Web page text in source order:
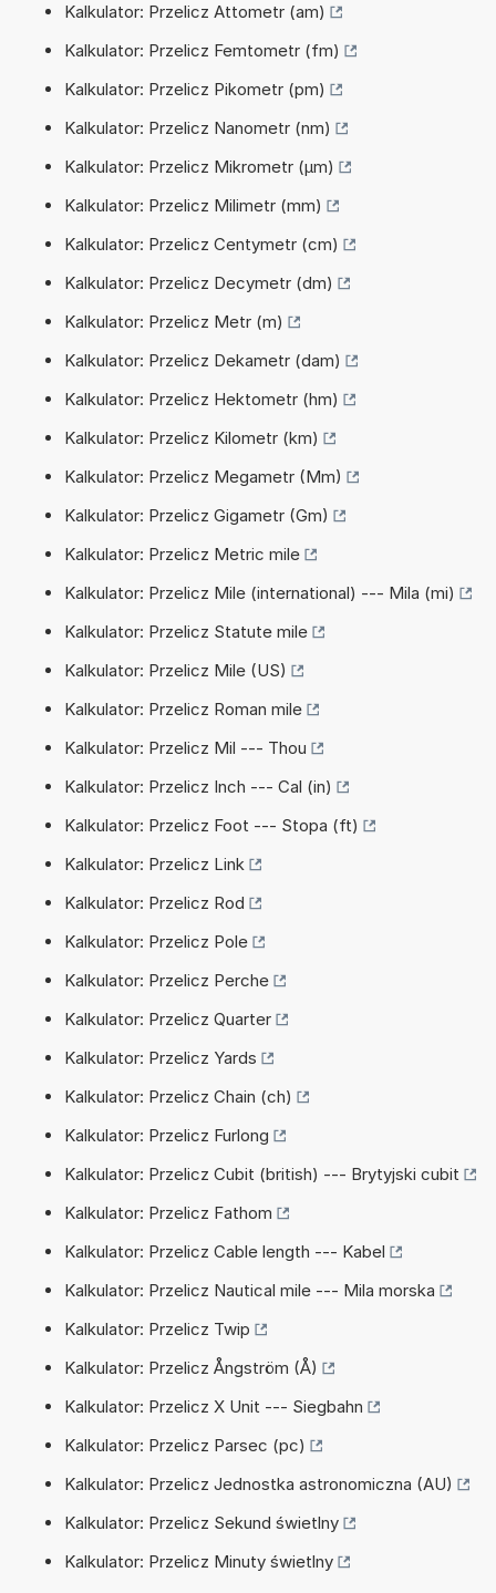
Kalkulator: Przelicz Attometr (am)
Kalkulator: Przelicz Femtometr (fm)
Kalkulator: Przelicz Pikometr (pm)
Kalkulator: Przelicz Nanometr (nm)
Kalkulator: Przelicz Mikrometr (µm)
Kalkulator: Przelicz Milimetr (mm)
Kalkulator: Przelicz Centymetr (cm)
Kalkulator: Przelicz Decymetr (dm)
Kalkulator: Przelicz Metr (m)
Kalkulator: Przelicz Dekametr (dam)
Kalkulator: Przelicz Hektometr (hm)
Kalkulator: Przelicz Kilometr (km)
Kalkulator: Przelicz Megametr (Mm)
Kalkulator: Przelicz Gigametr (Gm)
Kalkulator: Przelicz Metric mile
Kalkulator: Przelicz Mile (international) --- Mila (mi)
Kalkulator: Przelicz Statute mile
Kalkulator: Przelicz Mile (US)
Kalkulator: Przelicz Roman mile
Kalkulator: Przelicz Mil --- Thou
Kalkulator: Przelicz Inch --- Cal (in)
Kalkulator: Przelicz Foot --- Stopa (ft)
Kalkulator: Przelicz Link
Kalkulator: Przelicz Rod
Kalkulator: Przelicz Pole
Kalkulator: Przelicz Perche
Kalkulator: Przelicz Quarter
Kalkulator: Przelicz Yards
Kalkulator: Przelicz Chain (ch)
Kalkulator: Przelicz Furlong
Kalkulator: Przelicz Cubit (british) --- Brytyjski cubit
Kalkulator: Przelicz Fathom
Kalkulator: Przelicz Cable length --- Kabel
Kalkulator: Przelicz Nautical mile --- Mila morska
Kalkulator: Przelicz Twip
Kalkulator: Przelicz Ångström (Å)
Kalkulator: Przelicz X Unit --- Siegbahn
Kalkulator: Przelicz Parsec (pc)
Kalkulator: Przelicz Jednostka astronomiczna (AU)
Kalkulator: Przelicz Sekund świetlny
Kalkulator: Przelicz Minuty świetlny